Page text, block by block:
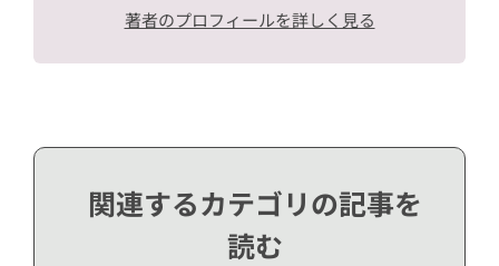
著者のプロフィールを詳しく見る
関連するカテゴリの記事を
読む